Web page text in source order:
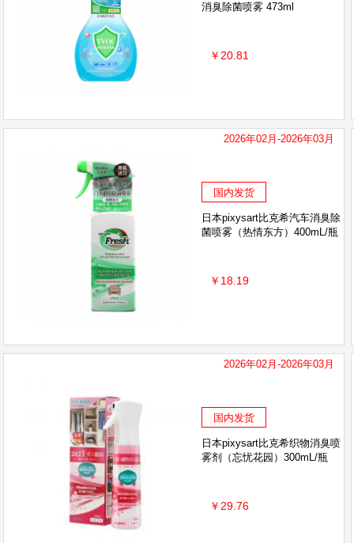
消臭除菌喷雾 473ml
￥20.81
2026年02月-2026年03月
国内发货
日本pixysart比克希汽车消臭除
菌喷雾（热情东方）400mL/瓶
￥18.19
2026年02月-2026年03月
国内发货
日本pixysart比克希织物消臭喷
雾剂（忘忧花园）300mL/瓶
￥29.76